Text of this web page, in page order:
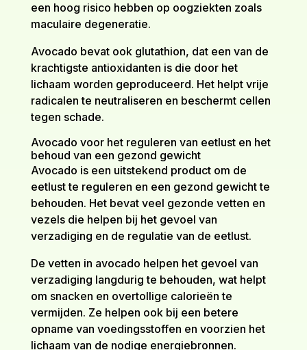
een hoog risico hebben op oogziekten zoals
maculaire degeneratie.
Avocado bevat ook glutathion, dat een van de
krachtigste antioxidanten is die door het
lichaam worden geproduceerd. Het helpt vrije
radicalen te neutraliseren en beschermt cellen
tegen schade.
Avocado voor het reguleren van eetlust en het
behoud van een gezond gewicht
Avocado is een uitstekend product om de
eetlust te reguleren en een gezond gewicht te
behouden. Het bevat veel gezonde vetten en
vezels die helpen bij het gevoel van
verzadiging en de regulatie van de eetlust.
De vetten in avocado helpen het gevoel van
verzadiging langdurig te behouden, wat helpt
om snacken en overtollige calorieën te
vermijden. Ze helpen ook bij een betere
opname van voedingsstoffen en voorzien het
lichaam van de nodige energiebronnen.